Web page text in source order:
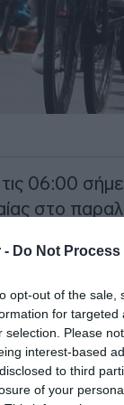
- Do Not
opt-out of the sale,
for
selection. Please
interest-based
to third
of your
06:00
στο
οδικούς
και